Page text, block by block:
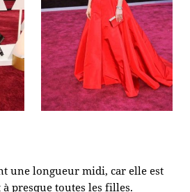
une longueur midi, car elle est
presque toutes les filles.